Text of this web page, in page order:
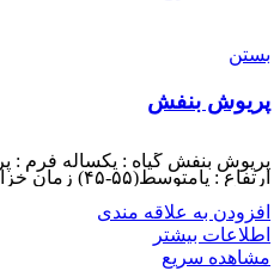
بستن
پریوش بنفش
پریوش بنفش گیاه : یکساله فرم :
ارتفاع : پامتوسط(۵۵-۴۵) زمان خزانه کاری : اواخرزمستان
افزودن به علاقه مندی
اطلاعات بیشتر
مشاهده سریع